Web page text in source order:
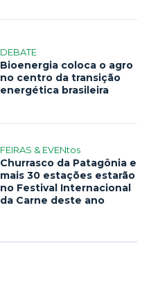
DEBATE
Bioenergia coloca o agro
no centro da transição
energética brasileira
FEIRAS & EVENtos
Churrasco da Patagônia e
mais 30 estações estarão
no Festival Internacional
da Carne deste ano